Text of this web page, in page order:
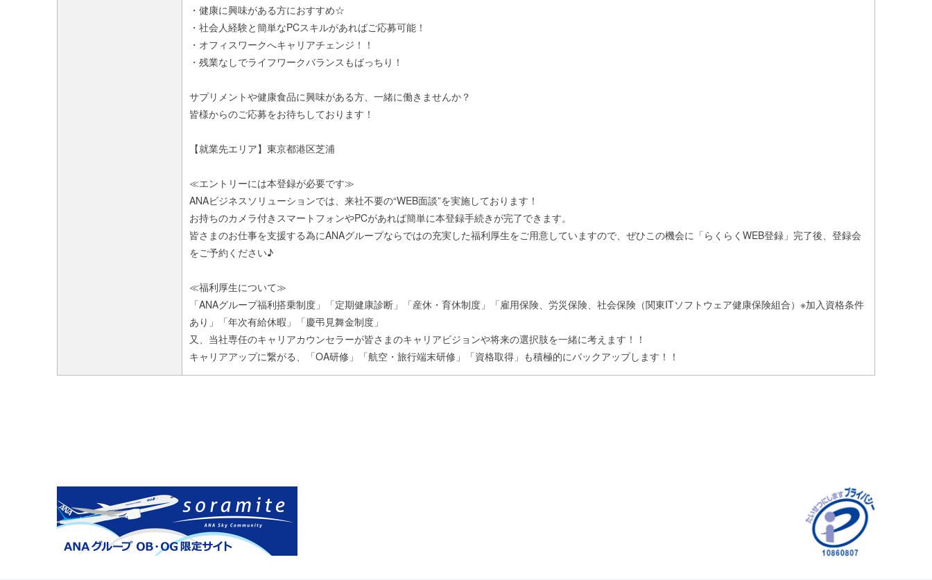
・健康に興味がある方におすすめ☆
・社会人経験と簡単なPCスキルがあればご応募可能！
・オフィスワークへキャリアチェンジ！！
・残業なしでライフワークバランスもばっちり！
サプリメントや健康食品に興味がある方、一緒に働きませんか？
皆様からのご応募をお待ちしております！
【就業先エリア】東京都港区芝浦
≪エントリーには本登録が必要です≫
ANAビジネスソリューションでは、来社不要の“WEB面談”を実施しております！
お持ちのカメラ付きスマートフォンやPCがあれば簡単に本登録手続きが完了できます。
皆さまのお仕事を支援する為にANAグループならではの充実した福利厚生をご用意していますので、ぜひこの機会に「らくらくWEB登録」完了後、登録会
をご予約ください♪
≪福利厚生について≫
「ANAグループ福利搭乗制度」「定期健康診断」「産休・育休制度」「雇用保険、労災保険、社会保険（関東ITソフトウェア健康保険組合）※加入資格条件
あり」「年次有給休暇」「慶弔見舞金制度」
又、当社専任のキャリアカウンセラーが皆さまのキャリアビジョンや将来の選択肢を一緒に考えます！！
キャリアアップに繋がる、「OA研修」「航空・旅行端末研修」「資格取得」も積極的にバックアップします！！